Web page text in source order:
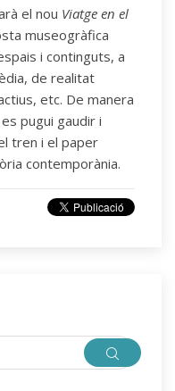
el nou Viatge en el
museogràfica
i continguts, a
de realitat
etc. De manera
pugui gaudir i
tren i el paper
contemporània.